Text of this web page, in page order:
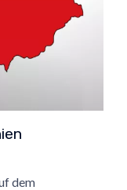
dem